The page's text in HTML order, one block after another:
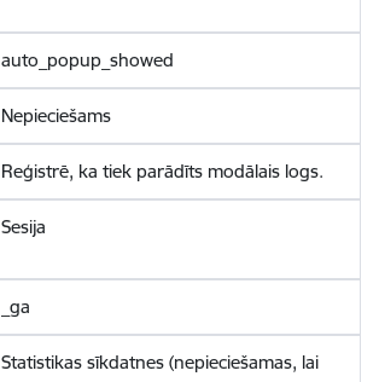
auto_popup_showed
Nepieciešams
Reģistrē, ka tiek parādīts modālais logs.
Sesija
_ga
Statistikas sīkdatnes (nepieciešamas, lai